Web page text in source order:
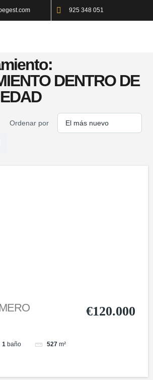
925 348 051
DENTRO DE
Ordenar por
1 baño 527 m²
€120.000